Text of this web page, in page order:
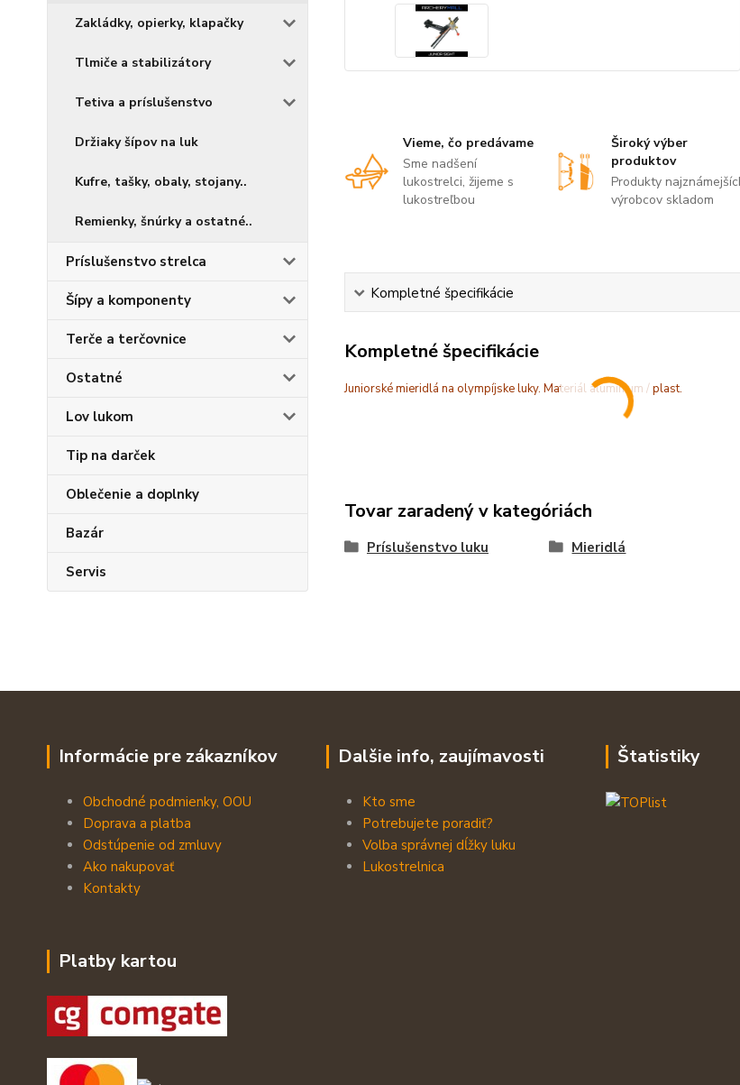
Zakládky, opierky, klapačky
Tlmiče a stabilizátory
Tetiva a príslušenstvo
Držiaky šípov na luk
Kufre, tašky, obaly, stojany..
Remienky, šnúrky a ostatné..
Príslušenstvo strelca
Šípy a komponenty
Terče a terčovnice
Ostatné
Lov lukom
Tip na darček
Oblečenie a doplnky
Bazár
Servis
Vieme, čo predávame
Sme nadšení
lukostrelci, žijeme s
lukostreľbou
Široký výber
produktov
Produkty
výrobcov skladom
Kompletné špecifikácie
Kompletné špecifikácie
Juniorské mieridlá na olympíjske luky. Materiál alumínium / plast.
Tovar zaradený v kategóriách
Príslušenstvo luku Mieridlá
Informácie pre zákazníkov
Obchodné podmienky, OOU
Doprava a platba
Odstúpenie od zmluvy
Ako nakupovať
Kontakty
Platby kartou
Dalšie info, zaujímavosti
Kto sme
Potrebujete poradiť?
Volba správnej dĺžky luku
Lukostrelnica
Štatistiky